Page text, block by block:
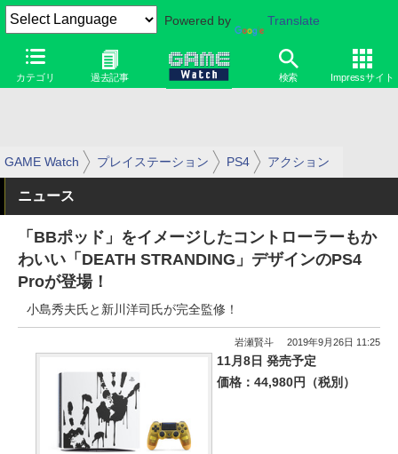
Powered by Translate
カテゴリ 過去記事 検索 Impressサイト
GAME Watch プレイステーション PS4 アクション
ニュース
「BBポッド」をイメージしたコントローラーもか
わいい「DEATH STRANDING」デザインのPS4
Proが登場！
小島秀夫氏と新川洋司氏が完全監修！
岩瀬賢斗 2019年9月26日 11:25
11月8日 発売予定
価格：44,980円（税別）